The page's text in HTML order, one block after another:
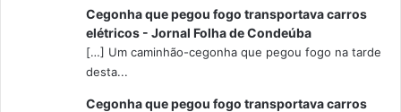
Cegonha que pegou fogo transportava carros
elétricos - Jornal Folha de Condeúba
[…] Um caminhão-cegonha que pegou fogo na tarde
desta...
Cegonha que pegou fogo transportava carros